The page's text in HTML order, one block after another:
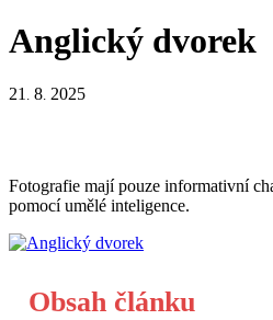
Anglický dvorek
21 . 8. 2025
Fotografie mají pouze informativní
pomocí umělé inteligence.
Obsah článku